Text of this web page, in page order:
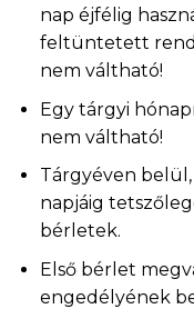
nap éjfélig
feltüntetett
nem váltható!
Egy tárgyi
nem váltható!
Tárgyéven
napjáig
bérletek.
Első bérlet
engedélyének